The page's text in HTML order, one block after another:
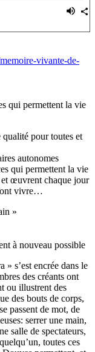
vivante-de-
qui permettent la vie
pour toutes et
autonomes
qui permettent la vie
œuvrent chaque jour
vivre…
»
à nouveau possible
s’est encrée dans le
des créants ont
ou illustrent des
des bouts de corps,
passent de mot, de
serrer une main,
salle de spectateurs,
toutes ces